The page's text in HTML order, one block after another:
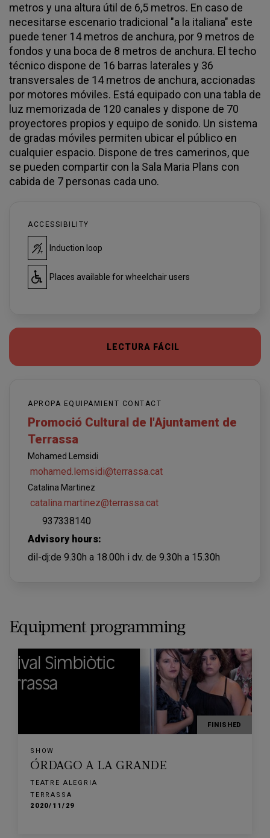
metros y una altura útil de 6,5 metros. En caso de
necesitarse escenario tradicional "a la italiana" este
puede tener 14 metros de anchura, por 9 metros de
fondos y una boca de 8 metros de anchura. El techo
técnico dispone de 16 barras laterales y 36
transversales de 14 metros de anchura, accionadas
por motores móviles. Está equipado con una tabla de
luz memorizada de 120 canales y dispone de 70
proyectores propios y equipo de sonido. Un sistema
de gradas móviles permiten ubicar el público en
cualquier espacio. Dispone de tres camerinos, que
se pueden compartir con la Sala Maria Plans con
cabida de 7 personas cada uno.
ACCESSIBILITY
Induction loop
Places available for wheelchair users
LECTURA FÁCIL
APROPA EQUIPAMIENT CONTACT
Promoció Cultural de l'Ajuntament de
Terrassa
Mohamed Lemsidi
mohamed.lemsidi@terrassa.cat
Catalina Martinez
catalina.martinez@terrassa.cat
937338140
Advisory hours:
dil-dj:de 9.30h a 18.00h i dv. de 9.30h a 15.30h
Equipment programming
FINISHED
SHOW
ÓRDAGO A LA GRANDE
TEATRE ALEGRIA
TERRASSA
2020/11/29